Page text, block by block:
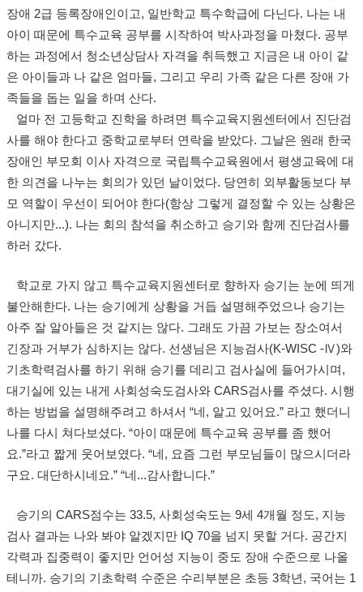
장애 2급 등록장애인이고, 일반학교 특수학급에 다닌다. 나는 내
아이 때문에 특수교육 공부를 시작하여 박사과정을 마쳤다. 공부
하는 과정에서 청소년상담사 자격을 취득했고 지금은 내 아이 같
은 아이들과 나 같은 엄마들, 그리고 우리 가족 같은 다른 장애 가
족들을 돕는 일을 하며 산다.
얼마 전 고등학교 진학을 하려면 특수교육지원센터에서 진단검
사를 해야 한다고 중학교로부터 연락을 받았다. 그날은 원래 한국
장애인 부모회 이사 자격으로 국립특수교육원에서 평생교육에 대
한 의견을 나누는 회의가 있던 날이었다. 당연히 외부활동보다 부
모 역할이 우선이 되어야 한다(항상 그렇게 결정할 수 있는 상황은
아니지만...). 나는 회의 참석을 취소하고 승기와 함께 진단검사를
하러 갔다.
학교로 가지 않고 특수교육지원센터로 향하자 승기는 눈에 띄게
불안해한다. 나는 승기에게 상황을 거듭 설명해주었으나 승기는
아주 잘 알아들은 것 같지는 않다. 그래도 가끔 가보는 장소여서
긴장과 거부가 심하지는 않다. 선생님은 지능검사(K-WISC -Ⅳ)와
기초학력검사를 하기 위해 승기를 데리고 검사실에 들어가시며,
대기실에 있는 내게 사회성숙도검사와 CARS검사를 주셨다. 시행
하는 방법을 설명해주려고 하셔서 “네, 알고 있어요.” 라고 했더니
나를 다시 쳐다보셨다. “아이 때문에 특수교육 공부를 좀 했어
요.”라고 짧게 웃어보였다. “네, 요즘 그런 부모님들이 많으시더라
구요. 대단하시네요.” “네...감사합니다.”
승기의 CARS점수는 33.5, 사회성숙도는 9세 4개월 정도, 지능
검사 결과는 나와 봐야 알겠지만 IQ 70을 넘지 못할 거다. 공간지
각력과 집중력이 좋지만 언어성 지능이 중도 장애 수준으로 나올
테니까. 승기의 기초학력 수준은 수리부분은 초등 3학년, 국어는 1